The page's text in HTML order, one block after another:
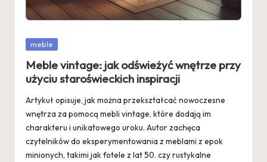
Posted
meble
Meble vintage: jak odświeżyć wnętrze przy
użyciu staroświeckich inspiracji
Artykuł opisuje, jak można przekształcać nowoczesne
wnętrza za pomocą mebli vintage, które dodają im
charakteru i unikatowego uroku. Autor zachęca
czytelników do eksperymentowania z meblami z epok
minionych, takimi jak fotele z lat 50. czy rustykalne